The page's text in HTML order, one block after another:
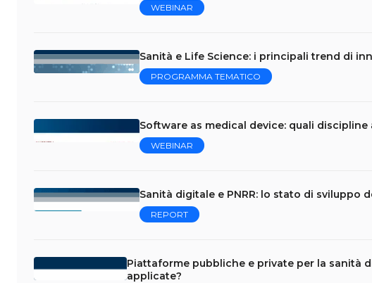
WEBINAR
Sanità e Life Science: i principali trend di
PROGRAMMA TEMATICO
Software as medical device: quali
WEBINAR
Sanità digitale e PNRR: lo stato di sviluppo
REPORT
Piattaforme pubbliche e private per la sanità
applicate?